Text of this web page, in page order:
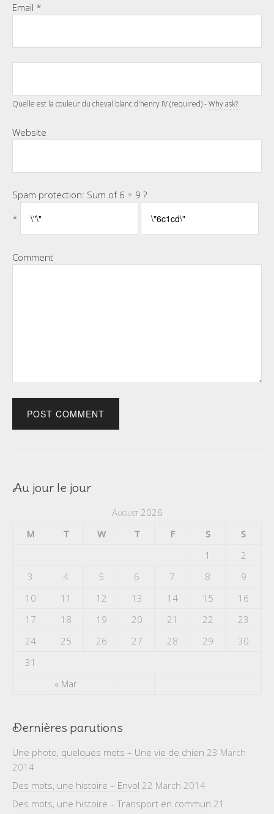
Email *
Quelle est la couleur du cheval blanc d'henry IV (required) -Why ask?
Website
Spam protection: Sum of 6 + 9 ?
*
Comment
Au jour le jour
August 2026
M
T W T F S S
« Mar
1
2
3
4 5 6 7 8
9
10
11 12 13 14 15
16
17
18 19 20 21 22
23
24
25 26 27 28 29
30
31
Dernières parutions
Une photo, quelques mots – Une vie de chien 23 March
2014
Des mots, une histoire – Envol 22 March 2014
Des mots, une histoire – Transport en commun 21